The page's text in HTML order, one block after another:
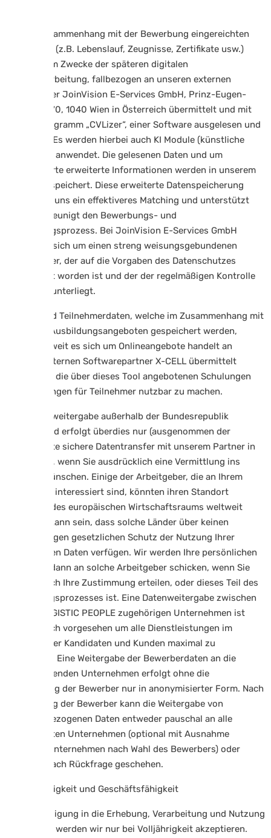
Ihre im Zusammenhang mit der Bewerbung eingereichten
Unterlagen (z.B. Lebenslauf, Zeugnisse, Zertifikate usw.)
werden zum Zwecke der späteren digitalen
Weiterverarbeitung, fallbezogen an unseren externen
Dienstleister JoinVision E-Services GmbH, Prinz-Eugen-
Straße Nr. 70, 1040 Wien in Österreich übermittelt und mit
dessen Programm „CVLizer“, einer Software ausgelesen und
analysiert. Es werden hierbei auch KI Module (künstliche
Intelligenz) anwendet. Die gelesenen Daten und um
Analysewerte erweiterte Informationen werden in unserem
System gespeichert. Diese erweiterte Datenspeicherung
ermöglicht uns ein effektiveres Matching und unterstützt
und beschleunigt den Bewerbungs- und
Vermittlungsprozess. Bei JoinVision E-Services GmbH
handelt es sich um einen streng weisungsgebundenen
Dienstleister, der auf die Vorgaben des Datenschutzes
verpflichtet worden ist und der der regelmäßigen Kontrolle
durch uns unterliegt.
Kunden und Teilnehmerdaten, welche im Zusammenhang mit
Fort- und Ausbildungsangeboten gespeichert werden,
können soweit es sich um Onlineangebote handelt an
unseren externen Softwarepartner X-CELL übermittelt
werden um die über dieses Tool angebotenen Schulungen
und Leistungen für Teilnehmer nutzbar zu machen.
Eine Datenweitergabe außerhalb der Bundesrepublik
Deutschland erfolgt überdies nur (ausgenommen der
vorgenannte sichere Datentransfer mit unserem Partner in
Österreich), wenn Sie ausdrücklich eine Vermittlung ins
Ausland wünschen. Einige der Arbeitgeber, die an Ihrem
Lebenslauf interessiert sind, könnten ihren Standort
außerhalb des europäischen Wirtschaftsraums weltweit
haben. Es kann sein, dass solche Länder über keinen
gleichwertigen gesetzlichen Schutz der Nutzung Ihrer
persönlichen Daten verfügen. Wir werden Ihre persönlichen
Daten nur dann an solche Arbeitgeber schicken, wenn Sie
ausdrücklich Ihre Zustimmung erteilen, oder dieses Teil des
Vorstellungsprozesses ist. Eine Datenweitergabe zwischen
den der LOGISTIC PEOPLE zugehörigen Unternehmen ist
ausdrücklich vorgesehen um alle Dienstleistungen im
Interesse der Kandidaten und Kunden maximal zu
optimieren. Eine Weitergabe der Bewerberdaten an die
ausschreibenden Unternehmen erfolgt ohne die
Zustimmung der Bewerber nur in anonymisierter Form. Nach
Einwilligung der Bewerber kann die Weitergabe von
personenbezogenen Daten entweder pauschal an alle
interessierten Unternehmen (optional mit Ausnahme
einzelner Unternehmen nach Wahl des Bewerbers) oder
fallweise nach Rückfrage geschehen.
4.9 Volljährigkeit und Geschäftsfähigkeit
Eine Einwilligung in die Erhebung, Verarbeitung und Nutzung
Ihrer Daten werden wir nur bei Volljährigkeit akzeptieren.